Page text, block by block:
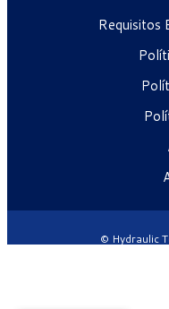
Requisitos
© Hydraulic